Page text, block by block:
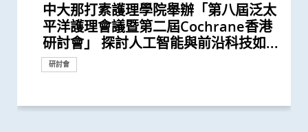
中大那打素護理學院舉辦「第八屆泛太
平洋護理會議暨第二屆Cochrane香港
研討會」 探討人工智能與前沿科技如...
研討會
中大領導國際研究證實內地研發藥物
D3S-001抗癌成效 有效治療肺癌、結直
腸癌、胰腺癌等多種實體腫瘤
研究
中大醫學院研究發現 城市發展及生活
方式或會增加氣管癌發病風險 宜加強
健康教育
研究
中大培訓本地南亞裔婦女向同儕推廣子
宮頸篩查 助提升篩查參與率逾75%
健康推廣計劃
中大開發與多種癌症相關的纖維母細胞
分子分類方法 助進一步了解癌症進展
並改良治療方案
研究
中大發現全球喉癌發病率呈下降趨勢
部分地區女性發病人數不跌反升
研究
中大護理學院開發首個粵語人工智能手
機應用程式「Pai.ACT」 為本港SEN兒
童家長提供心理支援
健康推廣計劃
陳德章教授獲歐洲腫瘤學會頒發「終身
成就獎」 表彰其對全球鼻咽癌研究的
領導地位及重大貢獻
獎項及榮譽
中大醫學院一期臨床研究中心成立十周
年 完成逾150項早期臨床試驗項目 助癌
症及糖尿病患者確立新治療藥物
研究
中大輔助生育技術中心助本港癌症患者
保存生殖能力
研究
中大研究證實「血漿DNA」篩查能偵測
到早期沒有病徵的鼻咽癌 並反映日後
患鼻咽癌風險
研究
中大發現小腸癌在全球及本港發病率明
顯上升 高收入地區發病率較高
研究
中大發現原發性腦癌的年輕男性發病率
上升 以高收入國家的升幅較為顯著
研究
中大破解癌痛秘密 確定新治療靶點緩
解癌症病人痛苦
研究
中大全球首證血糖波動不穩的肥胖型糖
尿病患者有較高患癌風險 並證實接受
一類常用降血壓藥物的糖尿病患者患...
研究
中大發現多發性骨髓瘤發病率上升 以
高收入國家的男性長者升幅最為顯著
研究
中大調查發現本港南亞裔家長就女兒是
否接種HPV疫苗面對多重挑戰 冀消除種
族差異 提高疫苗接種率
研究
中大發現霍奇金淋巴癌發病率以亞洲升
幅最為顯著 本港男士發病率上升幅度
全球之冠
研究
中大成功以單細胞分辨率拆解肺癌 揭
示腫瘤形成機制 有望開發新肺癌療法
研究
中大研究發現半數受訪兒童癌症康復者
曾使用替代補充療法 或存在「藥療相
互作用」風險
研究
中大醫學院那打素護理學院舉辦第七屆
泛太平洋護理會議
研討會
中大醫學院那打素護理學院舉辦社區關
懷日 線上線下關愛長者、促進代際共
融
里程碑
中大醫學院團隊發現B細胞及基因
GPR18可預測多種癌症的存活期
研究
中大醫學院團隊發現一種新型生物標記
可在頭頸癌患者中預測長一倍的存活期
研究
中大醫學院與四川大學華西臨床醫學院
共同領導全球首個 人體CRISPR基因編
輯治療肺癌臨床試驗 證實修改T細胞...
研究
中大將開展最新「細胞治療」臨床研究
首階段引入CAR-T治療血癌新方法
研究
中大醫學院那打素護理學院舉辦「第一
屆考科藍香港研討會」 研討在一帶一
路地區推廣以實證為本的優質醫護服務
研討會
中大成功應用混合手術室「經氣管微波
消融術」 無創治肺癌成亞太首例
外科創新技術
李嘉誠基金會啟動《愛能助》兒童癌症
項目 資助兒童罕見癌症
捐款
莫樹錦教授獲歐洲腫瘤學會頒發「終身
成就獎」全球第一人將晚期肺癌治療
「個人化」 被譽為「腫瘤學傳奇」
獎項及榮譽
中大腫瘤學系獲國際肺癌研究協會頒發
「傑出癌症關顧團隊」獎項
獎項及榮譽
「中大賽馬會齊心防癌計劃」啟動 免
費為萬名市民進行檢測 研肥胖與多種
癌症關係
健康推廣計劃
中大證新治療方案較常規治療有效延長
晚期肺癌病人存活期
研究
中大研究揭示全球大腸癌發病率有年輕
化趨勢
研究
中大利用「混合手術室」結合「電磁導
航支氣管鏡」技術 實時影像追蹤及抽
取微細病變組織 能診治少至2毫米...
外科創新技術
中大率跨國研究證實免疫療法對晚期鼻
咽癌病人有效
研究
中大研究證「消融化療栓塞術」有效延
長肝癌患者無惡化存活期兩倍
研究
中大研究獲世界頂尖醫學期刊推崇
獎項及榮譽
中大港大合作開展復發性卵巢癌藥物基
因組學研究 免費為百名本地病人提供
分析
研究
中大完成二萬人「血漿DNA」鼻咽癌篩
查研究 大幅推前癌症發現期數
研究
中大領導ALK陽性肺腺癌研究證實 新標
靶藥成效超現時標準療法兩倍
研究
中大成功揭示腫瘤免疫逃脱新機制 開
拓「免疫療法」新方向
研究
中大成功破解鼻咽癌全基因組圖譜 突
破性結果有助發展個人化治療
研究
中大醫學院李子芬教授榮膺美國護理科
學院院士
獎項及榮譽
第七屆華人地區醫護人員紓緩治療研討
會 鼓勵延伸紓緩治療服務至社區
研討會
中大研究指六成糖尿病患者睡眠質素欠
佳 中醫耳穴療法有助改善睡眠質素及
控制血糖
研究
中大完成經皮穿刺納米刀動物實驗及成
功進行經皮穿刺納米刀腫瘤治療 治癌
技術新突破
研究
中大聯同七間醫院進行亞洲首個臨床研
究 發現嶄新「植入式擾流器」能有效
治療腦動脈瘤
研究
兩大合辦第五屆華人地區醫護人員紓緩
治療研討會
研討會
中大率先研發嶄新電腦輔助腫瘤手術治
療骨腫瘤病人 大大提高手術精確度
外科創新技術
中大研究發現外展計劃有效改善隱蔽長
者的生活質素及用藥問題
研究
大腸癌將成為香港頭號癌症 中大引入
大腸膠囊內視鏡助預防大腸癌
外科創新技術
中大首創大腸瘜肉預測指數及早預防腸
癌
臨床服務